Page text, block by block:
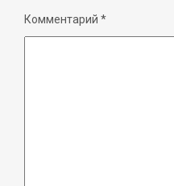
Комментарий *